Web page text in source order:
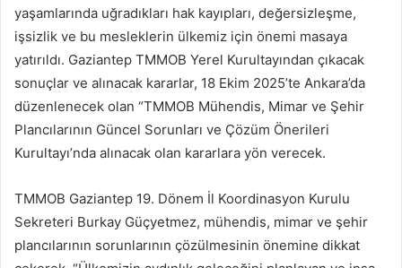
yaşamlarında uğradıkları hak kayıpları, değersizleşme,
işsizlik ve bu mesleklerin ülkemiz için önemi masaya
yatırıldı. Gaziantep TMMOB Yerel Kurultayından çıkacak
sonuçlar ve alınacak kararlar, 18 Ekim 2025’te Ankara’da
düzenlenecek olan “TMMOB Mühendis, Mimar ve Şehir
Plancılarının Güncel Sorunları ve Çözüm Önerileri
Kurultayı’nda alınacak olan kararlara yön verecek.
TMMOB Gaziantep 19. Dönem İl Koordinasyon Kurulu
Sekreteri Burkay Güçyetmez, mühendis, mimar ve şehir
plancılarının sorunlarının çözülmesinin önemine dikkat